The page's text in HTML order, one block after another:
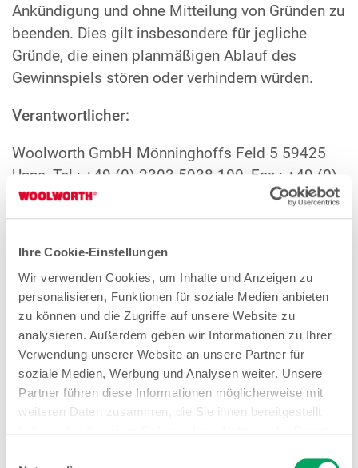
Ihre Cookie-Einstellungen
Wir verwenden Cookies, um Inhalte und Anzeigen zu
personalisieren, Funktionen für soziale Medien anbieten
zu können und die Zugriffe auf unsere Website zu
analysieren. Außerdem geben wir Informationen zu Ihrer
Verwendung unserer Website an unsere Partner für
soziale Medien, Werbung und Analysen weiter. Unsere
Partner führen diese Informationen möglicherweise mit
weiteren Daten zusammen, die Sie ihnen bereitgestellt
Ankündigung und ohne Mitteilung von Gründen zu
beenden. Dies gilt insbesondere für jegliche
Gründe, die einen planmäßigen Ablauf des
Gewinnspiels stören oder verhindern würden.
Verantwortlicher:
Woolworth GmbH Mönninghoffs Feld 5 59425
Unna, Tel.: +49 (0) 2303 5938 100, Fax.: +49 (0)
2303 5938 389, E-Mail: info@woolworth.de.
Thorsten Schröers | SAFE-PORT Consulting
GmbH, Telefon: +49 (0) 2303 5938 100, E-Mail:
datenschutz@woolworth.de
Datenverarbeitung:
Wir verarbeiten Ihre Daten (wie Name, Vorname
und E-Mail-Adresse; bei den Gewinnern des